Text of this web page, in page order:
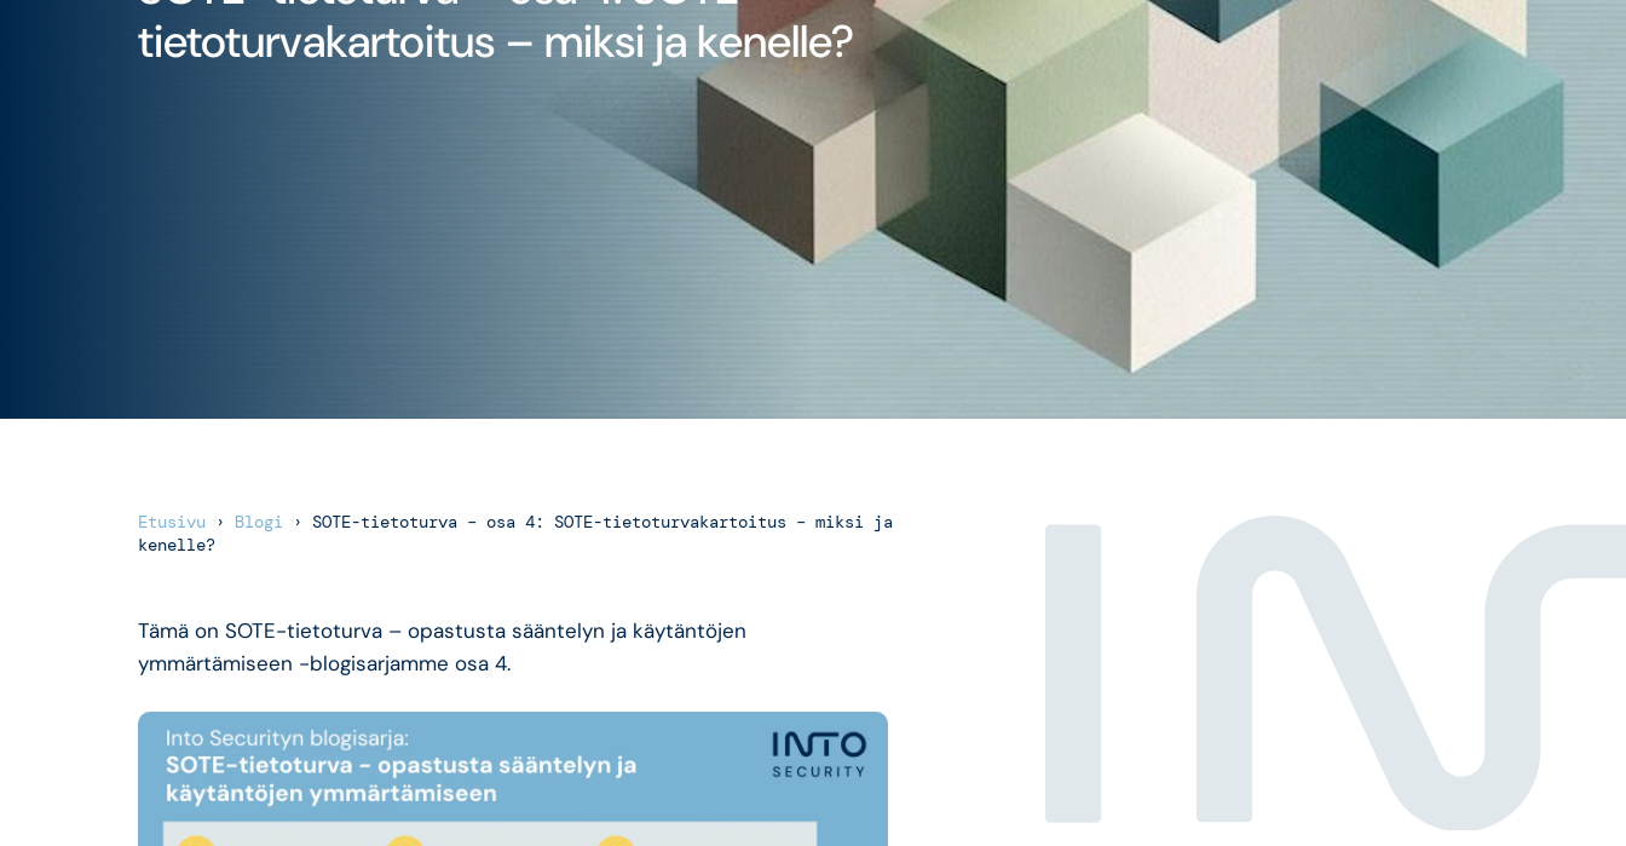
tietoturvakartoitus – miksi ja kenelle?
Etusivu › Blogi › SOTE-tietoturva – osa 4: SOTE-tietoturvakartoitus – miksi ja
kenelle?
Tämä on SOTE-tietoturva – opastusta sääntelyn ja käytäntöjen
ymmärtämiseen -blogisarjamme osa 4.